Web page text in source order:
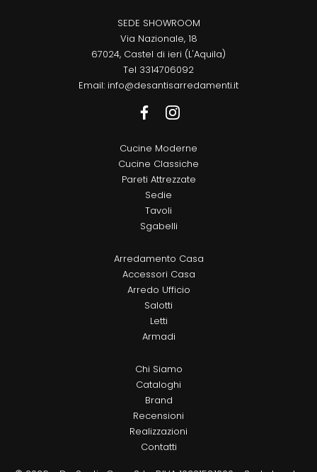
SEDE SHOWROOM
Via Nazionale, 18
67024, Castel di ieri (L'Aquila)
Tel 3314706092
Email: info@desantisarredamenti.it
Cucine Moderne
Cucine Classiche
Pareti Attrezzate
Sedie
Tavoli
Sgabelli
Arredamento Casa
Accessori Casa
Arredo Ufficio
Salotti
Letti
Armadi
Chi Siamo
Cataloghi
Brand
Recensioni
Realizzazioni
Contatti